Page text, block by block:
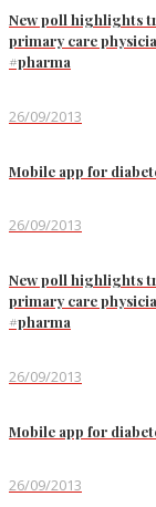
New poll highlights
primary care
#pharma
26/09/2013
Mobile app for
26/09/2013
New poll highlights
primary care
#pharma
26/09/2013
Mobile app for
26/09/2013